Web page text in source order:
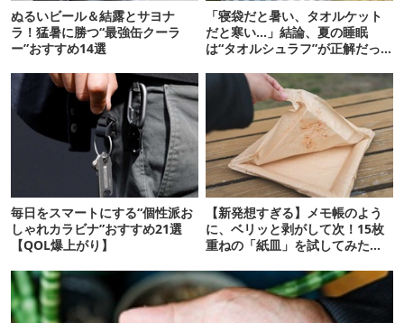
ぬるいビール＆結露とサヨナ
ラ！猛暑に勝つ“最強缶クーラ
ー”おすすめ14選
「寝袋だと暑い、タオルケット
だと寒い…」結論、夏の睡眠
は“タオルシュラフ”が正解だっ
毎日をスマートにする“個性派お
しゃれカラビナ”おすすめ21選
【QOL爆上がり】
【新発想すぎる】メモ帳のよう
に、ベリッと剥がして次！15枚
重ねの「紙皿」を試してみた